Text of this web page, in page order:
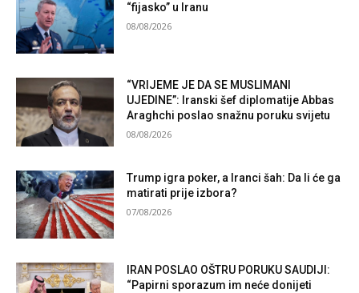
“fijasko” u Iranu
08/08/2026
“VRIJEME JE DA SE MUSLIMANI
UJEDINE”: Iranski šef diplomatije Abbas
Araghchi poslao snažnu poruku svijetu
08/08/2026
Trump igra poker, a Iranci šah: Da li će ga
matirati prije izbora?
07/08/2026
IRAN POSLAO OŠTRU PORUKU SAUDIJI:
“Papirni sporazum im neće donijeti